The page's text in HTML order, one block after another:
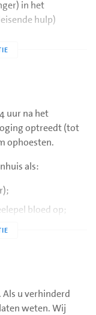
in het
hulp)
uur na het
optreedt (tot
ophoesten.
als:
bloed op;
van
Als u verhinderd
weten. Wij